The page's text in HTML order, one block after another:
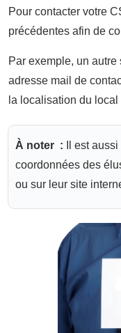
Pour contacter votre
précédentes afin de
Par exemple, un
adresse mail de
la localisation du
À noter :
Il est
coordonnées des
ou sur leur site